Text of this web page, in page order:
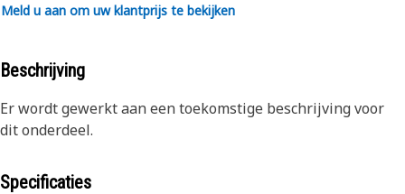
Meld u aan om uw klantprijs te bekijken
Beschrijving
Er wordt gewerkt aan een toekomstige beschrijving voor
dit onderdeel.
Specificaties